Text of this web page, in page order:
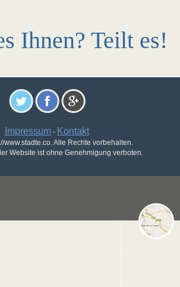
Ihnen? Teilt es!
Impressum - Kontakt
www.stadte.co. Alle Rechte vorbehalten.
Website ist ohne Genehmigung verboten.